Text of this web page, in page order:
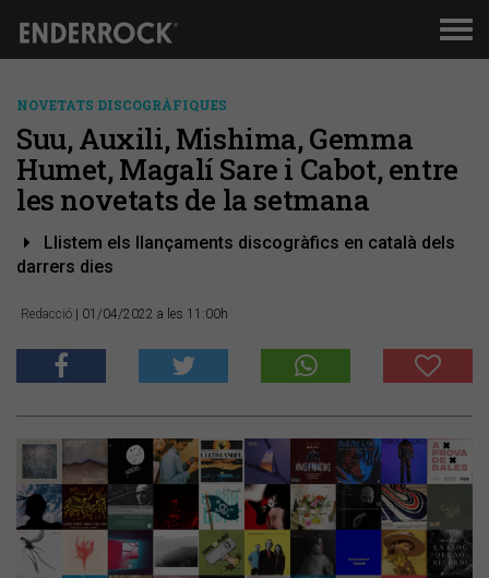
NOVETATS DISCOGRÀFIQUES
Suu, Auxili, Mishima, Gemma
Humet, Magalí Sare i Cabot, entre
les novetats de la setmana
Llistem els llançaments discogràfics en català dels
darrers dies
Redacció | 01/04/2022 a les 11:00h